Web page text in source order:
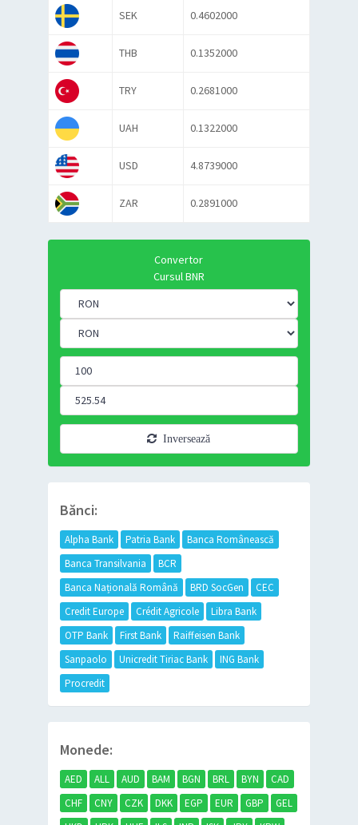
SEK 0.4602000
THB 0.1352000
TRY 0.2681000
UAH 0.1322000
USD 4.8739000
ZAR 0.2891000
Convertor
Cursul BNR
Inversează
Bănci:
Alpha Bank Patria Bank
Banca Românească
Banca Transilvania
BCR
Banca Națională Română
BRD SocGen
CEC
Credit Europe
Crédit Agricole
Libra Bank
OTP Bank
First Bank
Raiffeisen Bank
Sanpaolo
Unicredit Tiriac Bank
ING Bank
Procredit
Monede:
AED ALL AUD BAM BGN BRL BYN
CAD
CHF
CNY CZK DKK EGP EUR GBP
GEL